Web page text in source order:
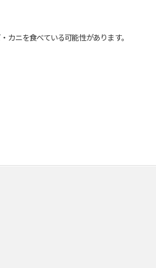
ニを食べている可能性があります。